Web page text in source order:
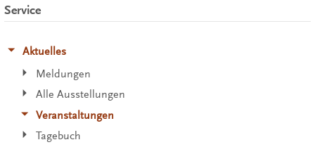
Service
Aktuelles
Meldungen
Alle Ausstellungen
Veranstaltungen
Tagebuch